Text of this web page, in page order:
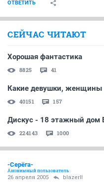
ОТВЕТИТЬ
СЕЙЧАС ЧИТАЮТ
Хорошая фантастика
8825 41
Какие девушки, женщины
40151 157
Дискус - 18 этажный дом
224143 1000
-Серёга-
Анонимный пользователь
26 апреля 2005 blazerII